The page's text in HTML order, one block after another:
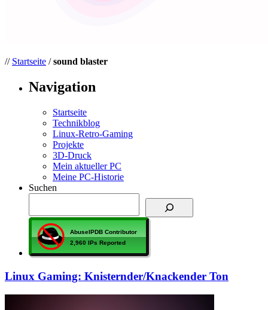
// Startseite /sound blaster
Navigation
Startseite
Technikblog
Linux-Retro-Gaming
Projekte
3D-Druck
Mein aktueller PC
Meine PC-Historie
Suchen
Linux Gaming: Knisternder/Knackender Ton